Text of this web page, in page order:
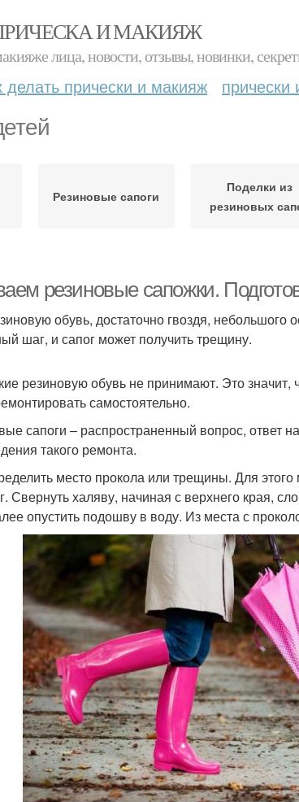
И МАКИЯЖ
лица, новости, отзывы, новинки,
делать прически и макияж
Резиновые сапоги
Поделки из
резиновых
резиновые сапожки.
обувь, достаточно гвоздя, небольшого
шаг, и сапог может получить трещину.
резиновую обувь не принимают. Это
самостоятельно.
сапоги – распространенный вопрос, ответ
такого ремонта.
место прокола или трещины. Для этого
Свернуть халяву, начиная с верхнего края,
опустить подошву в воду. Из места с